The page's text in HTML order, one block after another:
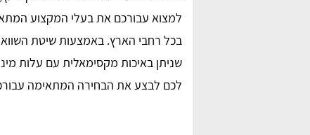
למצוא עבורכם את בעלי המקצוע
בכל רחבי הארץ. באמצעות שיטת
שניתן באיכות מקסימאלית עם עלות
לכם לבצע את הבחירה המתאימה